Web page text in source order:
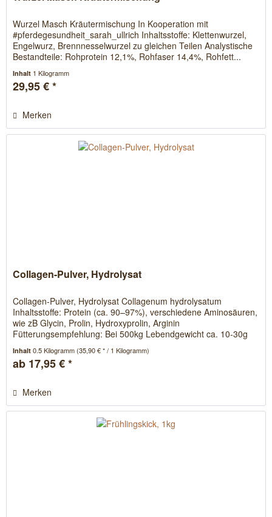
Wurzel Masch Kräutermischung In Kooperation mit
#pferdegesundheit_sarah_ullrich Inhaltsstoffe: Klettenwurzel,
Engelwurz, Brennnesselwurzel zu gleichen Teilen Analystische
Bestandteile: Rohprotein 12,1%, Rohfaser 14,4%, Rohfett...
Inhalt 1 Kilogramm
29,95 € *
Merken
Collagen-Pulver, Hydrolysat
Collagen-Pulver, Hydrolysat Collagenum hydrolysatum
Inhaltsstoffe: Protein (ca. 90–97%), verschiedene Aminosäuren,
wie zB Glycin, Prolin, Hydroxyprolin, Arginin
Fütterungsempfehlung: Bei 500kg Lebendgewicht ca. 10-30g
Inhalt0.5 Kilogramm(35,90 € * / 1 Kilogramm)
ab 17,95 € *
Merken